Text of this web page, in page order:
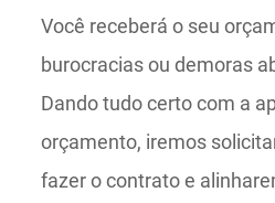
Você receberá o seu
burocracias ou demoras
Dando tudo certo com a
orçamento, iremos
fazer o contrato e